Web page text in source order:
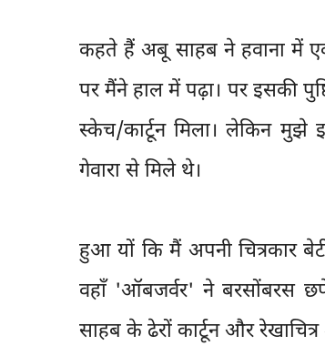
कहते हैं अबू साहब ने हवाना में
पर मैंने हाल में पढ़ा। पर इसकी
स्केच/कार्टून मिला। लेकिन मुझे
गेवारा से मिले थे।
हुआ यों कि मैं अपनी चित्रकार
वहाँ 'ऑबजर्वर' ने बरसोंबरस
साहब के ढेरों कार्टून और